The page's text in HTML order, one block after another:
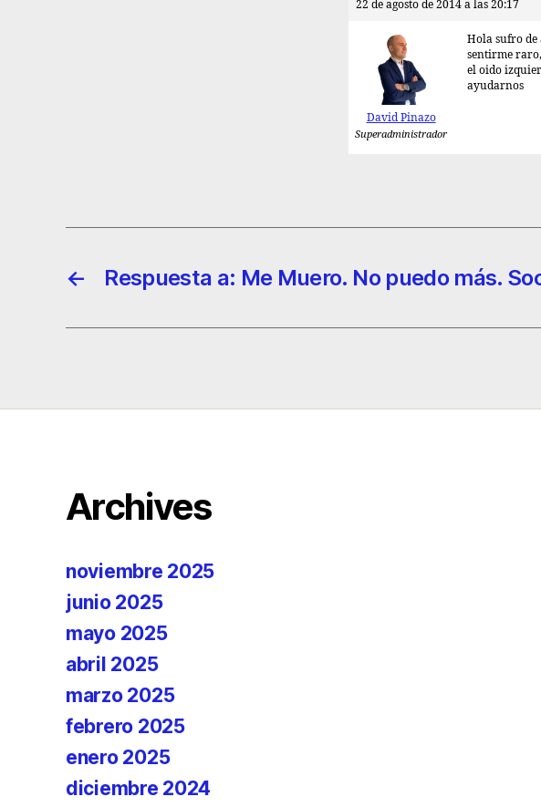
22 de agosto de 2014 a las 20:17
David Pinazo
Superadministrador
Hola sufro de
sentirme
el oido
ayudarnos
← Respuesta a: Me Muero. No puedo más.
Archives
noviembre 2025
junio 2025
mayo 2025
abril 2025
marzo 2025
febrero 2025
enero 2025
diciembre 2024